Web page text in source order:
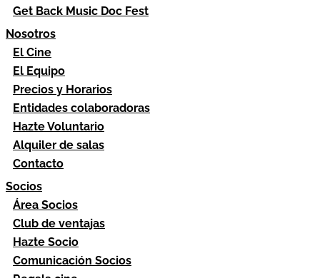
Get Back Music Doc Fest
Nosotros
El Cine
El Equipo
Precios y Horarios
Entidades colaboradoras
Hazte Voluntario
Alquiler de salas
Contacto
Socios
Área Socios
Club de ventajas
Hazte Socio
Comunicación Socios